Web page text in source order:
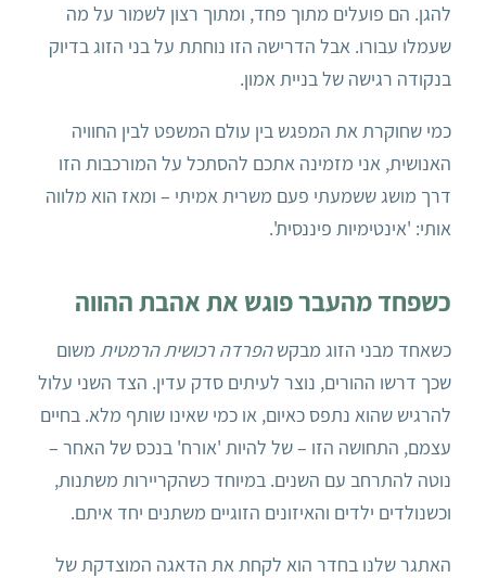
להגן. הם פועלים מתוך פחד, ומתוך רצון לשמור על מה
שעמלו עבורו. אבל הדרישה הזו נוחתת על בני הזוג בדיוק
בנקודה רגישה של בניית אמון.
כמי שחוקרת את המפגש בין עולם המשפט לבין החוויה
האנושית, אני מזמינה אתכם להסתכל על המורכבות הזו
דרך מושג ששמעתי פעם משרית אמיתי – ומאז הוא מלווה
אותי: 'אינטימיות פיננסית'.
כשפחד מהעבר פוגש את אהבת ההווה
כשאחד מבני הזוג מבקשהפרדה רכושית הרמטית משום
שכך דרשו ההורים, נוצר לעיתים סדק עדין. הצד השני עלול
להרגיש שהוא נתפס כאיום, או כמי שאינו שותף מלא. בחיים
עצמם, התחושה הזו – של להיות 'אורח' בנכס של האחר –
נוטה להתרחב עם השנים. במיוחד כשהקריירות משתנות,
וכשנולדים ילדים והאיזונים הזוגיים משתנים יחד איתם.
האתגר שלנו בחדר הוא לקחת את הדאגה המוצדקת של